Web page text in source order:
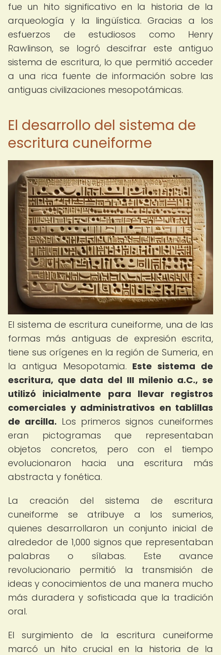
fue un hito significativo en la historia de la
arqueología y la lingüística. Gracias a los
esfuerzos de estudiosos como Henry
Rawlinson, se logró descifrar este antiguo
sistema de escritura, lo que permitió acceder
a una rica fuente de información sobre las
antiguas civilizaciones mesopotámicas.
El desarrollo del sistema de
escritura cuneiforme
El sistema de escritura cuneiforme, una de las
formas más antiguas de expresión escrita,
tiene sus orígenes en la región de Sumeria, en
la antigua Mesopotamia. Este sistema de
escritura, que data del III milenio a.C., se
utilizó inicialmente para llevar registros
comerciales y administrativos en tablillas
de arcilla. Los primeros signos cuneiformes
eran pictogramas que representaban
objetos concretos, pero con el tiempo
evolucionaron hacia una escritura más
abstracta y fonética.
La creación del sistema de escritura
cuneiforme se atribuye a los sumerios,
quienes desarrollaron un conjunto inicial de
alrededor de 1,000 signos que representaban
palabras o sílabas. Este avance
revolucionario permitió la transmisión de
ideas y conocimientos de una manera mucho
más duradera y sofisticada que la tradición
oral.
El surgimiento de la escritura cuneiforme
marcó un hito crucial en la historia de la